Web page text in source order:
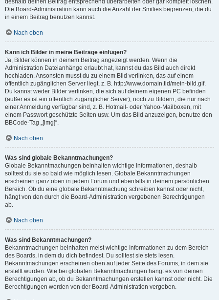
deshalb deinen Beitrag entsprechend überarbeiten oder gar komplett löschen.
Die Board-Administration kann auch die Anzahl der Smilies begrenzen, die du
in einem Beitrag benutzen kannst.
Nach oben
Kann ich Bilder in meine Beiträge einfügen?
Ja, Bilder können in deinem Beitrag angezeigt werden. Wenn die
Administration Dateianhänge erlaubt hat, kannst du das Bild auch direkt
hochladen. Ansonsten musst du zu einem Bild verlinken, das auf einem
öffentlich zugänglichen Server liegt, z. B. http://www.domain.tld/mein-bild.gif.
Du kannst weder Bilder verlinken, die sich auf deinem eigenen PC befinden
(außer es ist ein öffentlich zugänglicher Server), noch zu Bildern, die nur nach
einer Anmeldung verfügbar sind, z. B. Hotmail- oder Yahoo-Mailboxen, mit
einem Passwort geschützte Seiten usw. Um das Bild anzuzeigen, benutze den
BBCode-Tag „[img]“.
Nach oben
Was sind globale Bekanntmachungen?
Globale Bekanntmachungen beinhalten wichtige Informationen, deshalb
solltest du sie so bald wie möglich lesen. Globale Bekanntmachungen
erscheinen ganz oben in jedem Forum und ebenfalls in deinem persönlichen
Bereich. Ob du eine globale Bekanntmachung schreiben kannst oder nicht,
hängt von den durch die Board-Administration vergebenen Berechtigungen
ab.
Nach oben
Was sind Bekanntmachungen?
Bekanntmachungen beinhalten meist wichtige Informationen zu dem Bereich
des Boards, in dem du dich befindest. Du solltest sie stets lesen.
Bekanntmachungen erscheinen oben auf jeder Seite des Forums, in dem sie
erstellt wurden. Wie bei globalen Bekanntmachungen hängt es von deinen
Berechtigungen ab, ob du Bekanntmachungen erstellen kannst oder nicht. Die
Berechtigungen werden von der Board-Administration vergeben.